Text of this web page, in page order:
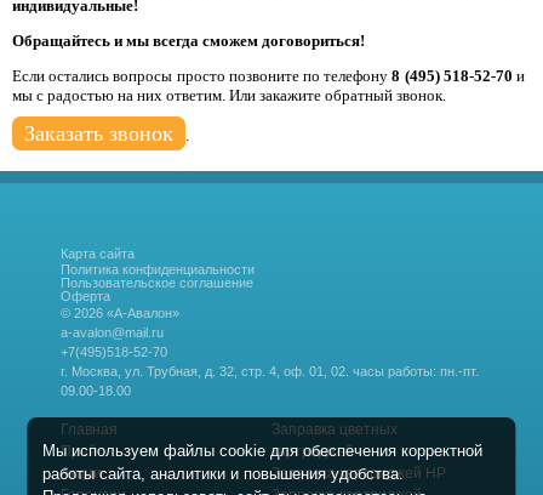
индивидуальные!
Обращайтесь и мы всегда сможем договориться!
Если остались вопросы просто позвоните по телефону8 (495) 518-52-70 и
мы с радостью на них ответим. Или закажите обратный звонок.
Заказать звонок
Карта сайта
Политика конфиденциальности
Пользовательское соглашение
Оферта
© 2026 «А-Авалон»
a-avalon@mail.ru
+7(495)518-52-70
г. Москва, ул. Трубная, д. 32, стр. 4, оф. 01, 02. часы работы: пн.-пт.
09.00-18.00
Главная
Прайс
Акции
Заправка цветных
картриджей
Заправка картриджей HP
Мы используем файлы cookie для обеспечения корректной
работы сайта, аналитики и повышения удобства.